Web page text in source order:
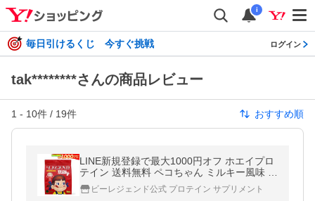
i
毎日引けるくじ 今すぐ挑戦 ログイン
tak********さんの商品レビュー
1 - 10件 / 19件 おすすめ順
LINE新規登録で最大1000円オフ ホエイプロ
テイン 送料無料 ペコちゃん ミルキー風味 1
袋 900g ( WPC ホエイ ビーレジェンド 国内
製造 )ビーレジェンド公式 プロテイン サプリメント